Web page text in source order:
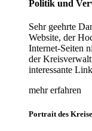
Politik und
Sehr geehrte
Website, der
Internet-Seiten
der
interessante
mehr erfahren
Portrait des